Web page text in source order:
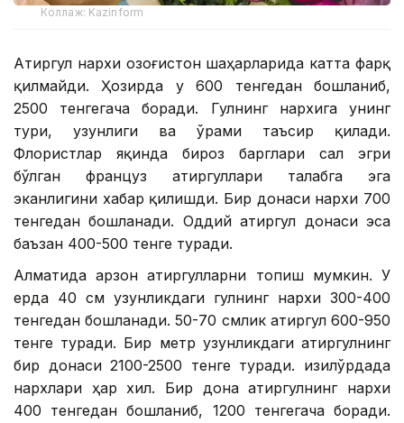
Коллаж: Kazinform
Атиргул нархи Қозоғистон шаҳарларида катта фарқ
қилмайди. Ҳозирда у 600 тенгедан бошланиб,
2500 тенгегача боради. Гулнинг нархига унинг
тури, узунлиги ва ўрами таъсир қилади.
Флористлар яқинда бироз барглари сал эгри
бўлган француз атиргуллари талабга эга
эканлигини хабар қилишди. Бир донаси нархи 700
тенгедан бошланади. Оддий атиргул донаси эса
баъзан 400-500 тенге туради.
Алматида арзон атиргулларни топиш мумкин. У
ерда 40 см узунликдаги гулнинг нархи 300-400
тенгедан бошланади. 50-70 смлик атиргул 600-950
тенге туради. Бир метр узунликдаги атиргулнинг
бир донаси 2100-2500 тенге туради. Қизилўрдада
нархлари ҳар хил. Бир дона атиргулнинг нархи
400 тенгедан бошланиб, 1200 тенгегача боради.